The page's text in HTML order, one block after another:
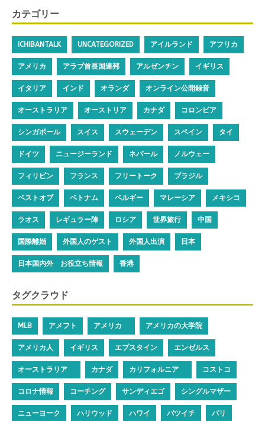
カテゴリー
ICHIBANTALK UNCATEGORIZED アイルランド アフリカ
アメリカ アラブ首長国連邦 アルゼンチン イギリス
イタリア インド オランダ オンライン公開録音
オーストラリア オーストリア カナダ コロンビア
シンガポール スイス スウェーデン スペイン タイ
ドイツ ニュージーランド ネパール ノルウェー
フィリピン フランス フリートーク ブラジル
ベストオブ ベトナム ベルギー マレーシア メキシコ
ラオス レギュラー陣 ロシア 世界旅行 中国
国際離婚 外国人のゲスト 外国人出演 日本
日本国内外 お役立ち情報 香港
タグクラウド
MLB アメフト アメリカ アメリカの大学院
アメリカ人 イギリス エプスタイン エンゼルス
オーストラリア カナダ カリフォルニア コストコ
コロナ情報 コーチング サンディエゴ シングルマザー
ニューヨーク ハリウッド ハワイ バツイチ パリ